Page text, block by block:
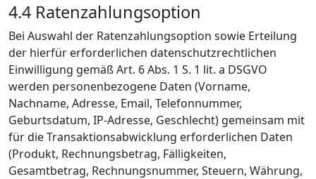
4.4 Ratenzahlungsoption
Bei Auswahl der Ratenzahlungsoption sowie Erteilung
der hierfür erforderlichen datenschutzrechtlichen
Einwilligung gemäß Art. 6 Abs. 1 S. 1 lit. a DSGVO
werden personenbezogene Daten (Vorname,
Nachname, Adresse, Email, Telefonnummer,
Geburtsdatum, IP-Adresse, Geschlecht) gemeinsam mit
für die Transaktionsabwicklung erforderlichen Daten
(Produkt, Rechnungsbetrag, Fälligkeiten,
Gesamtbetrag, Rechnungsnummer, Steuern, Währung,